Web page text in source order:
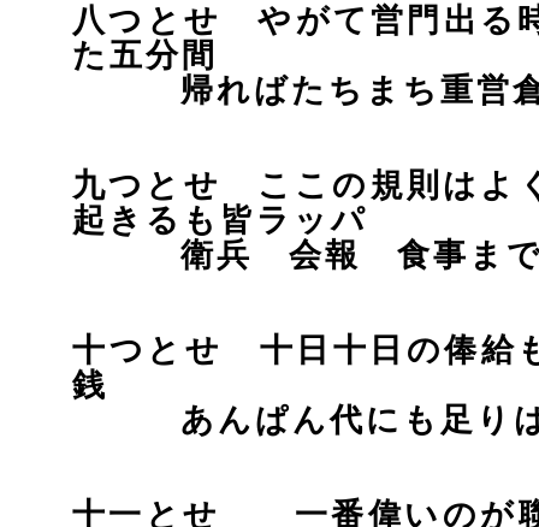
八つとせ やがて営門出る
た五分間
帰ればたちまち重営
九つとせ ここの規則はよ
起きるも皆ラッパ
衛兵 会報 食事まで
十つとせ 十日十日の俸給
銭
あんぱん代にも足り
十一とせ 一番偉いのが